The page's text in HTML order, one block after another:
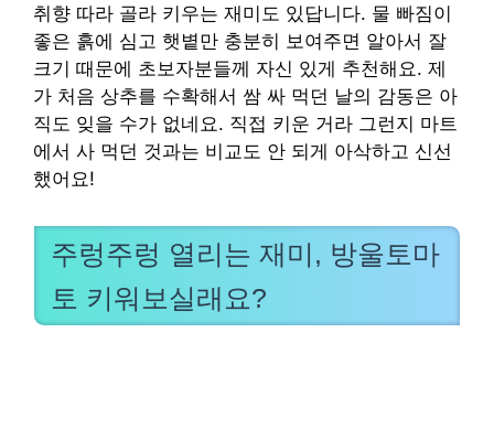
취향 따라 골라 키우는 재미도 있답니다. 물 빠짐이
좋은 흙에 심고 햇볕만 충분히 보여주면 알아서 잘
크기 때문에 초보자분들께 자신 있게 추천해요. 제
가 처음 상추를 수확해서 쌈 싸 먹던 날의 감동은 아
직도 잊을 수가 없네요. 직접 키운 거라 그런지 마트
에서 사 먹던 것과는 비교도 안 되게 아삭하고 신선
했어요!
주렁주렁 열리는 재미, 방울토마
토 키워보실래요?